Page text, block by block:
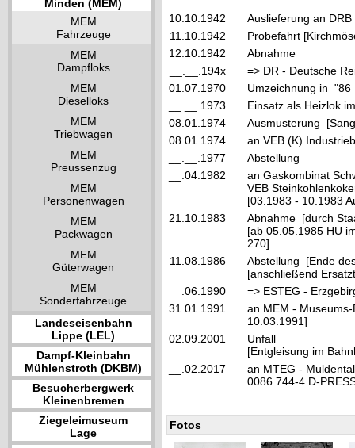
Minden (MEM)
MEM
Fahrzeuge
MEM
Dampfloks
MEM
Dieselloks
MEM
Triebwagen
MEM
Preussenzug
MEM
Personenwagen
MEM
Packwagen
MEM
Güterwagen
MEM
Sonderfahrzeuge
Landeseisenbahn
Lippe (LEL)
Dampf-Kleinbahn
Mühlenstroth (DKBM)
Besucherbergwerk
Kleinenbremen
Ziegeleimuseum
Lage
10.10.1942
Auslieferung an
11.10.1942
Probefahrt
12.10.1942
Abnahme
__.__.194x
=> DR - Deutsche
01.07.1970
Umzeichnung in
__.__.1973
Einsatz als Heizlok
08.01.1974
Ausmusterung
08.01.1974
an VEB (K)
__.__.1977
Abstellung
__.04.1982
an Gaskombinat
VEB
[03.1983 - 10.1983
21.10.1983
Abnahme [durch
[ab 05.05.1985 HU
270]
11.08.1986
Abstellung [Ende
[anschließend
__.06.1990
=> ESTEG -
31.01.1991
an MEM -
10.03.1991]
02.09.2001
Unfall
[Entgleisung im
__.02.2017
an MTEG -
0086 744-4 D-
Fotos